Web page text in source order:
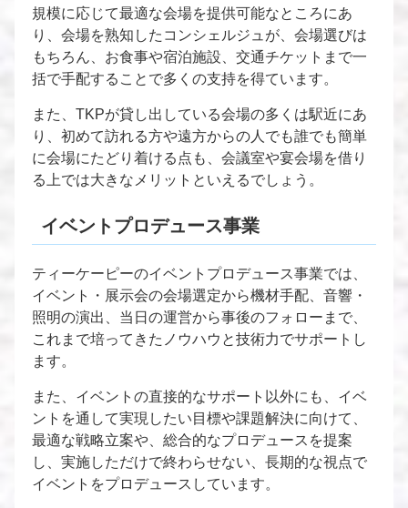
規模に応じて最適な会場を提供可能なところにあ
り、会場を熟知したコンシェルジュが、会場選びは
もちろん、お食事や宿泊施設、交通チケットまで一
括で手配することで多くの支持を得ています。
また、TKPが貸し出している会場の多くは駅近にあ
り、初めて訪れる方や遠方からの人でも誰でも簡単
に会場にたどり着ける点も、会議室や宴会場を借り
る上では大きなメリットといえるでしょう。
イベントプロデュース事業
ティーケーピーのイベントプロデュース事業では、
イベント・展示会の会場選定から機材手配、音響・
照明の演出、当日の運営から事後のフォローまで、
これまで培ってきたノウハウと技術力でサポートし
ます。
また、イベントの直接的なサポート以外にも、イベ
ントを通して実現したい目標や課題解決に向けて、
最適な戦略立案や、総合的なプロデュースを提案
し、実施しただけで終わらせない、長期的な視点で
イベントをプロデュースしています。